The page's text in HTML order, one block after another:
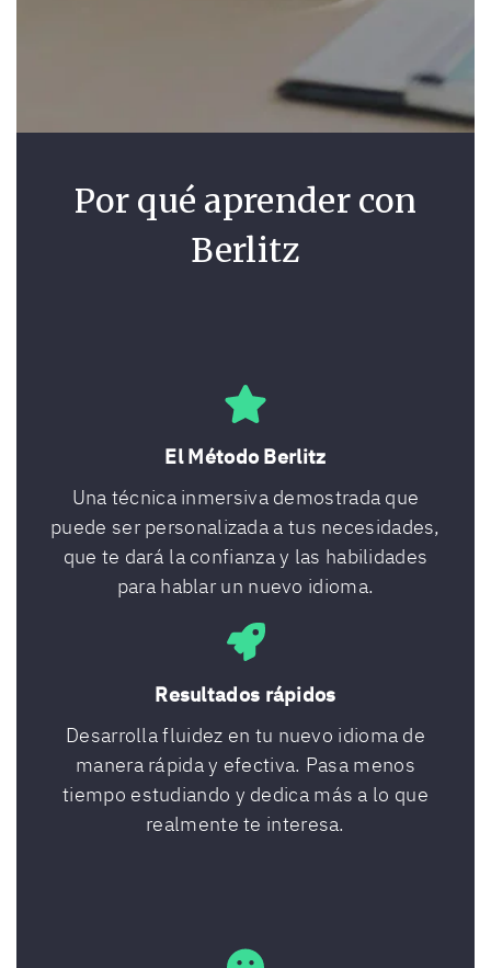
Por qué aprender con
Berlitz
El Método Berlitz
Una técnica inmersiva demostrada que
puede ser personalizada a tus necesidades,
que te dará la confianza y las habilidades
para hablar un nuevo idioma.
Resultados rápidos
Desarrolla fluidez en tu nuevo idioma de
manera rápida y efectiva. Pasa menos
tiempo estudiando y dedica más a lo que
realmente te interesa.